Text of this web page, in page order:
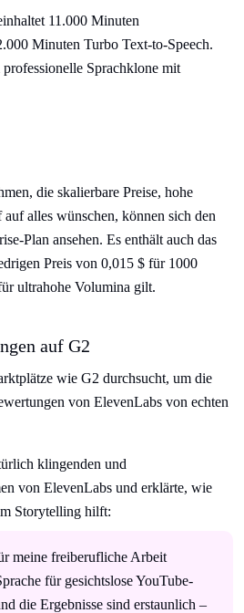
11.000 Minuten
Minuten Turbo Text-to-Speech.
Sprachklone mit
die skalierbare Preise, hohe
alles wünschen, können sich den
Plan ansehen. Es enthält auch das
Preis von 0,015 $ für 1000
ultrahohe Volumina gilt.
auf G2
wie G2 durchsucht, um die
von ElevenLabs von echten
klingenden und
von ElevenLabs und erklärte, wie
Storytelling hilft:
meine freiberufliche Arbeit
für gesichtslose YouTube-
die Ergebnisse sind erstaunlich –